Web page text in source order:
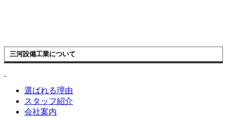
三河設備工業について
選ばれる理由
スタッフ紹介
会社案内